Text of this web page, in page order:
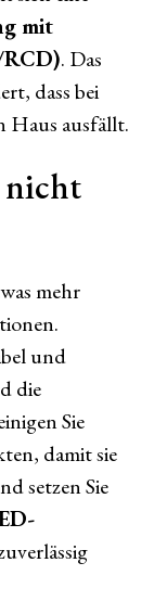
mit
. Das
dass bei
Haus ausfällt.
nicht
mehr
und
die
Sie
damit sie
setzen Sie